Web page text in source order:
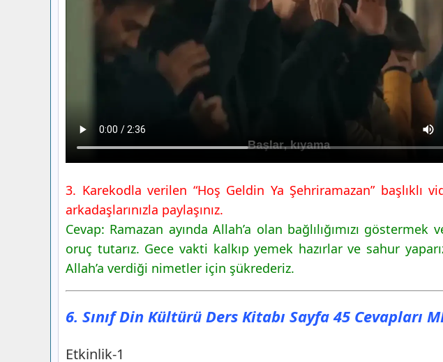
3. Karekodla verilen “Hoş Geldin Ya Şehriramazan”
arkadaşlarınızla paylaşınız.
Cevap: Ramazan ayında Allah’a olan bağlılığımızı
oruç tutarız. Gece vakti kalkıp yemek hazırlar ve sahur
Allah’a verdiği nimetler için şükrederiz.
6. Sınıf Din Kültürü Ders Kitabı Sayfa 45 Cevapları
Etkinlik-1